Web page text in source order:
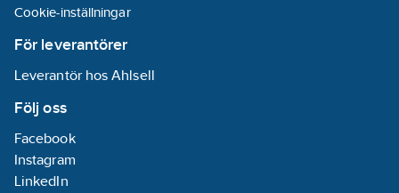
Cookie-inställningar
För leverantörer
Leverantör hos Ahlsell
Följ oss
Facebook
Instagram
LinkedIn